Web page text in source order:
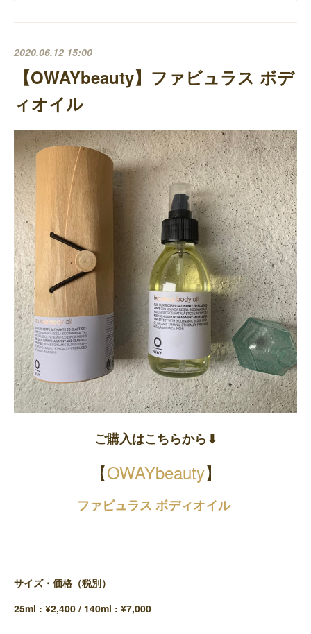
2020.06.12 15:00
【OWAYbeauty】ファビュラス ボデ
ィオイル
ご購入はこちらから⬇︎
【OWAYbeauty】
ファビュラス ボディオイル
サイズ・価格（税別）
25ml : ¥2,400 / 140ml : ¥7,000